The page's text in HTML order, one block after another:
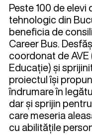
Peste 100 de
tehnologic din
beneficia de
Career Bus.
coordonat de
Educație) și
proiectul își
îndrumare în
dar și sprijin
care meseria
cu abilitățile